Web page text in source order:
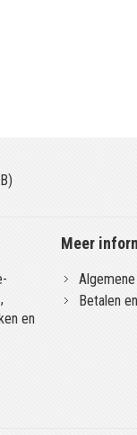
en
Meer
Betalen